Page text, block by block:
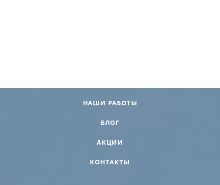
НАШИ РАБОТЫ
БЛОГ
АКЦИИ
КОНТАКТЫ